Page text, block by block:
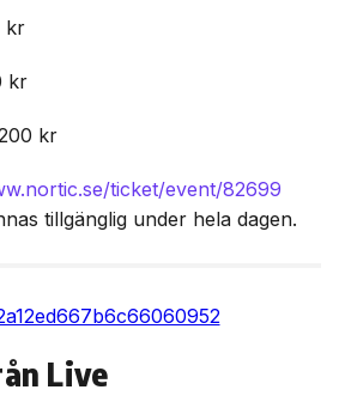
kr
kr
kr
ticket/event/82699
tillgänglig under hela dagen.
Live